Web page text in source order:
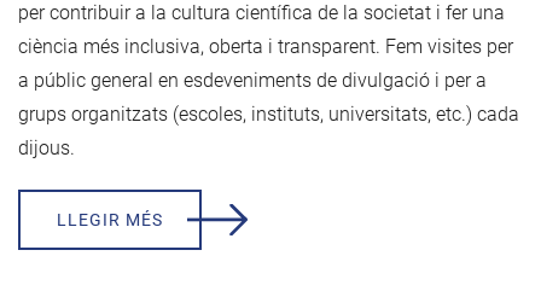
per contribuir a la cultura científica de la societat i fer una
ciència més inclusiva, oberta i transparent. Fem visites per
a públic general en esdeveniments de divulgació i per a
grups organitzats (escoles, instituts, universitats, etc.) cada
dijous.
LLEGIR MÉS